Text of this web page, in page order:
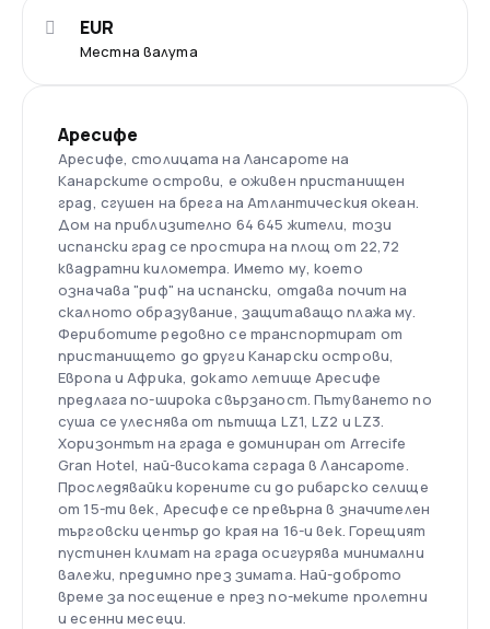
Местна валута
EUR
Аресифе
Аресифе, столицата на Лансароте на
Канарските острови, е оживен пристанищен
град, сгушен на брега на Атлантическия океан.
Дом на приблизително 64 645 жители, този
испански град се простира на площ от 22,72
квадратни километра. Името му, което
означава "риф" на испански, отдава почит на
скалното образувание, защитаващо плажа му.
Фериботите редовно се транспортират от
пристанището до други Канарски острови,
Европа и Африка, докато летище Аресифе
предлага по-широка свързаност. Пътуването по
суша се улеснява от пътища LZ1, LZ2 и LZ3.
Хоризонтът на града е доминиран от Arrecife
Gran Hotel, най-високата сграда в Лансароте.
Проследявайки корените си до рибарско селище
от 15-ти век, Аресифе се превърна в значителен
търговски център до края на 16-и век. Горещият
пустинен климат на града осигурява минимални
валежи, предимно през зимата. Най-доброто
време за посещение е през по-меките пролетни
и есенни месеци.